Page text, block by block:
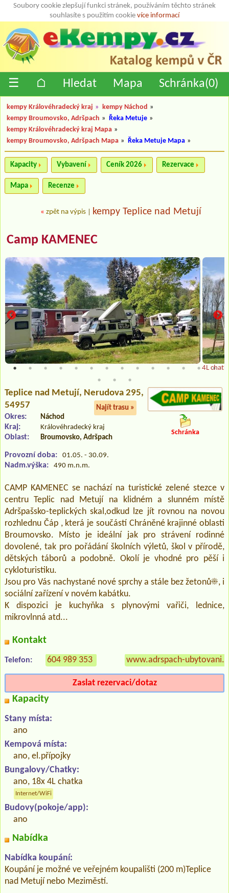
Soubory cookie zlepšují funkci stránek, používáním těchto stránek
souhlasíte s použitím cookie více informací
☰ ⌂ Hledat Mapa Schránka(0)
kempy Královéhradecký kraj » kempy Náchod
»
kempy Broumovsko, Adršpach » Řeka Metuje »
kempy Královéhradecký kraj Mapa »
kempy Broumovsko, Adršpach Mapa » Řeka Metuje Mapa »
Kapacity Vybavení Ceník 2026 Rezervace
Mapa Recenze
« zpět na výpis kempy Teplice nad Metují
Camp KAMENEC
4L
Teplice nad Metují, Nerudova 295,
54957
Najít trasu »
Okres: Náchod
Kraj: Královéhradecký kraj
Oblast: Broumovsko, Adršpach
Provozní doba: 01.05. - 30.09.
Nadm.výška: 490 m.n.m.
Schránka
CAMP KAMENEC se nachází na turistické zelené stezce v
centru Teplic nad Metují na klidném a slunném místě
Adršpašsko-teplických skal,odkud lze jít rovnou na novou
rozhlednu Čáp , která je součástí Chráněné krajinné oblasti
Broumovsko. Místo je ideální jak pro strávení rodinné
dovolené, tak pro pořádání školních výletů, škol v přírodě,
dětských táborů a podobně. Okolí je vhodné pro pěší i
cykloturistiku.
Jsou pro Vás nachystané nové sprchy a stále bez žetonů☀️, i
sociální zařízení v novém kabátku.
K dispozici je kuchyňka s plynovými vařiči, lednice,
mikrovlnná atd...
Kontakt
Telefon: 604 989 353 www.adrspach-
Zaslat rezervaci/dotaz
Kapacity
Stany místa:
ano
Kempová místa:
ano, el.přípojky
Bungalovy/Chatky:
ano, 18x 4L chatka
Internet/WiFi
Budovy(pokoje/app):
ano
Nabídka
Nabídka koupání:
Koupání je možné ve veřejném koupališti (200 m)Teplice
nad Metují nebo Meziměstí.